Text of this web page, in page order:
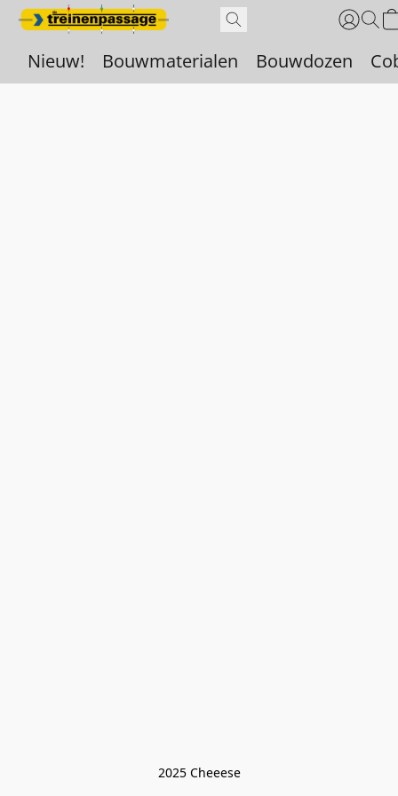
Nieuw! Bouwmaterialen Bouwdozen
2025 Cheeese